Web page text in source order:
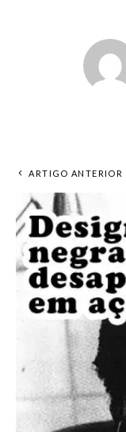
ARTIGO ANTERIOR